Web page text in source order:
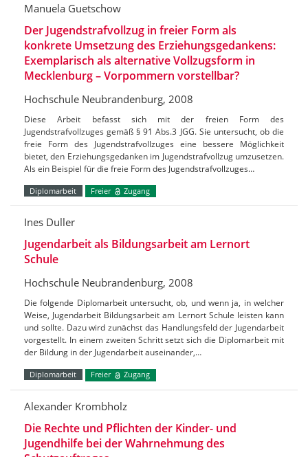
Manuela Guetschow
Der Jugendstrafvollzug in freier Form als
konkrete Umsetzung des Erziehungsgedankens:
Exemplarisch als alternative Vollzugsform in
Mecklenburg – Vorpommern vorstellbar?
Hochschule Neubrandenburg, 2008
Diese Arbeit befasst sich mit der freien Form des
Jugendstrafvollzuges gemäß § 91 Abs.3 JGG. Sie untersucht, ob die
freie Form des Jugendstrafvollzuges eine bessere Möglichkeit
bietet, den Erziehungsgedanken im Jugendstrafvollzug umzusetzen.
Als ein Beispiel für die freie Form des Jugendstrafvollzuges…
Diplomarbeit Freier Zugang
Ines Duller
Jugendarbeit als Bildungsarbeit am Lernort
Schule
Hochschule Neubrandenburg, 2008
Die folgende Diplomarbeit untersucht, ob, und wenn ja, in welcher
Weise, Jugendarbeit Bildungsarbeit am Lernort Schule leisten kann
und sollte. Dazu wird zunächst das Handlungsfeld der Jugendarbeit
vorgestellt. In einem zweiten Schritt setzt sich die Diplomarbeit mit
der Bildung in der Jugendarbeit auseinander,…
Diplomarbeit Freier Zugang
Alexander Krombholz
Die Rechte und Pflichten der Kinder- und
Jugendhilfe bei der Wahrnehmung des